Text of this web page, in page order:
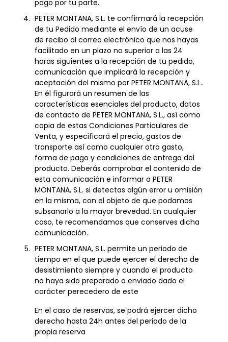
pago por tu parte.
PETER MONTANA, S.L. te confirmará la recepción
de tu Pedido mediante el envío de un acuse
de recibo al correo electrónico que nos hayas
facilitado en un plazo no superior a las 24
horas siguientes a la recepción de tu pedido,
comunicación que implicará la recepción y
aceptación del mismo por PETER MONTANA, S.L..
En él figurará un resumen de las
características esenciales del producto, datos
de contacto de PETER MONTANA, S.L., así como
copia de estas Condiciones Particulares de
Venta, y especificará el precio, gastos de
transporte así como cualquier otro gasto,
forma de pago y condiciones de entrega del
producto. Deberás comprobar el contenido de
esta comunicación e informar a PETER
MONTANA, S.L. si detectas algún error u omisión
en la misma, con el objeto de que podamos
subsanarlo a la mayor brevedad. En cualquier
caso, te recomendamos que conserves dicha
comunicación.
PETER MONTANA, S.L. permite un periodo de
tiempo en el que puede ejercer el derecho de
desistimiento siempre y cuando el producto
no haya sido preparado o enviado dado el
carácter perecedero de este
En el caso de reservas, se podrá ejercer dicho
derecho hasta 24h antes del periodo de la
propia reserva